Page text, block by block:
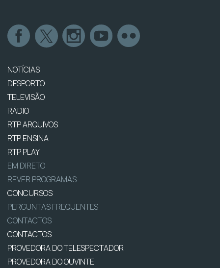
NOTÍCIAS
DESPORTO
TELEVISÃO
RÁDIO
RTP ARQUIVOS
RTP ENSINA
RTP PLAY
EM DIRETO
REVER PROGRAMAS
CONCURSOS
PERGUNTAS FREQUENTES
CONTACTOS
CONTACTOS
PROVEDORA DO TELESPECTADOR
PROVEDORA DO OUVINTE